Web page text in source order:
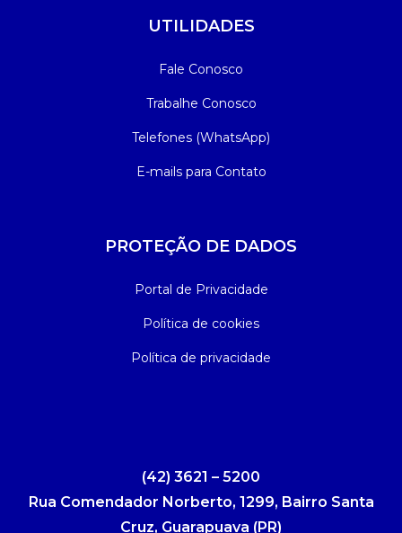
UTILIDADES
Fale Conosco
Trabalhe Conosco
Telefones (WhatsApp)
E-mails para Contato
PROTEÇÃO DE DADOS
Portal de Privacidade
Política de cookies
Política de privacidade
(42) 3621 – 5200
Rua Comendador Norberto, 1299, Bairro Santa
Cruz, Guarapuava (PR)